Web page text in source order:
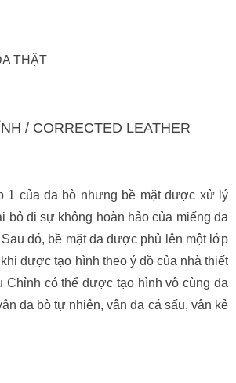
THẬT
/ CORRECTED LEATHER
1 của da bò nhưng bề mặt được xử lý
bỏ đi sự không hoàn hảo của miếng da
đó, bề mặt da được phủ lên một lớp
được tạo hình theo ý đồ của nhà thiết
Chỉnh có thể được tạo hình vô cùng đa
da bò tự nhiên, vân da cá sấu, vân kẻ